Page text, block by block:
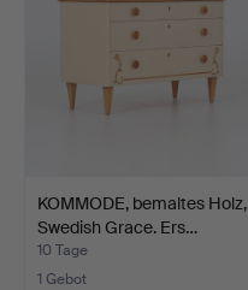
KOMMODE, bemaltes Holz,
Swedish Grace. Ers…
10 Tage
1 Gebot